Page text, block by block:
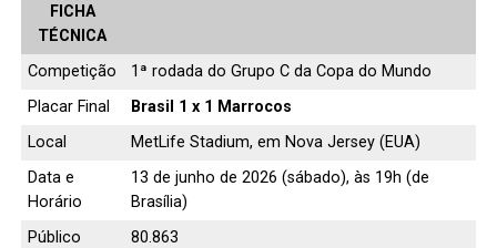
FICHA
TÉCNICA
Competição
1ª rodada do Grupo C da Copa do Mundo
Placar Final
Brasil 1 x 1 Marrocos
Local
MetLife Stadium, em Nova Jersey (EUA)
Data e
Horário
13 de junho de 2026 (sábado), às 19h (de
Brasília)
Público
80.863